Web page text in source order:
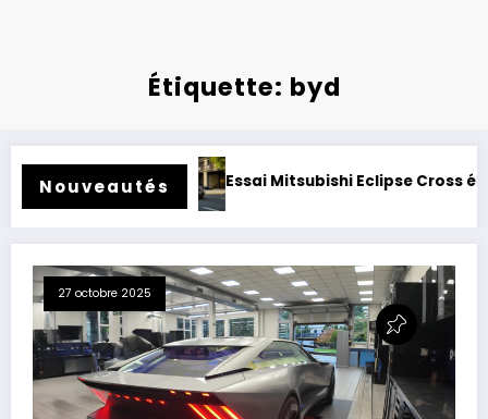
Étiquette: byd
Nouveautés
rétrofité. Essai Mitsubishi Eclipse Cross électrique
27 octobre 2025